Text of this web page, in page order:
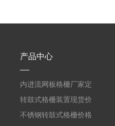
产品中心
内进流网板格栅厂家定
制
转鼓式格栅装置现货价
格
不锈钢转鼓式格栅价格